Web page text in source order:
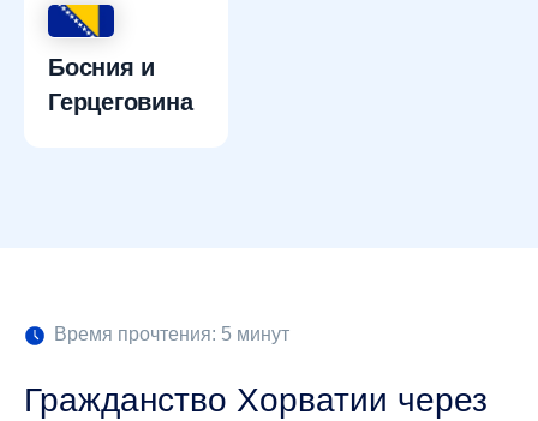
Босния и
Герцеговина
Время прочтения: 5 минут
Гражданство Хорватии через